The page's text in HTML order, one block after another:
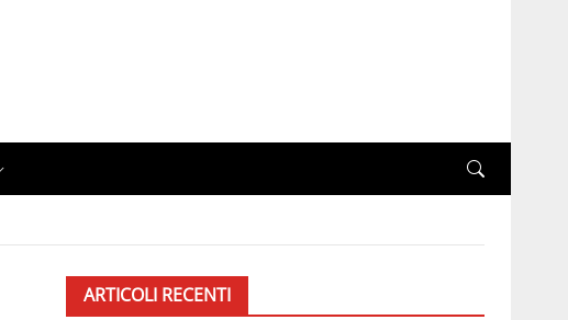
ARTICOLI RECENTI